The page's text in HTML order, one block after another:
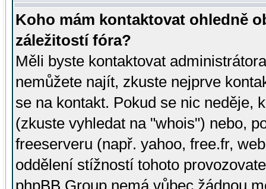
Koho mám kontaktovat ohledně
záležitostí fóra?
Měli byste kontaktovat
nemůžete najít, zkuste nejprve
se na kontakt. Pokud se nic neděje,
(zkuste vyhledat na "whois") nebo,
freeserveru (např. yahoo, free.fr,
oddělení stížností tohoto
phpBB Group nemá vůbec žádnou